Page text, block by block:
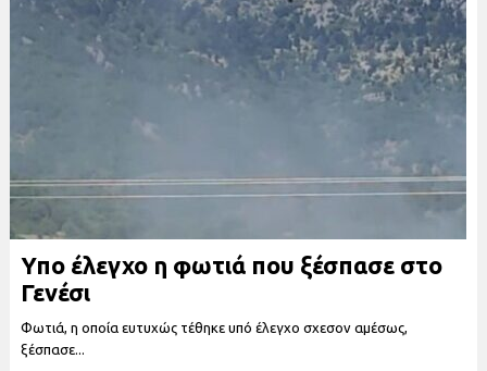
Υπο έλεγχο η φωτιά που ξέσπασε στο
Γενέσι
Φωτιά, η οποία ευτυχώς τέθηκε υπό έλεγχο σχεσον αμέσως,
ξέσπασε...